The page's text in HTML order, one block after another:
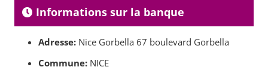
Informations sur la banque
Adresse: Nice Gorbella 67 boulevard Gorbella
Commune: NICE